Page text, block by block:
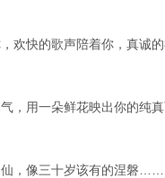
欢快的歌声陪着你，真诚
，用一朵鲜花映出你的纯
，像三十岁该有的涅磐……